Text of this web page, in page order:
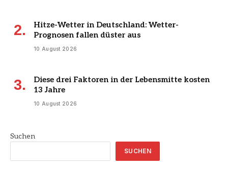
Hitze-Wetter in Deutschland: Wetter-
Prognosen fallen düster aus
10 August 2026
Diese drei Faktoren in der Lebensmitte kosten
13 Jahre
10 August 2026
Suchen
SUCHEN